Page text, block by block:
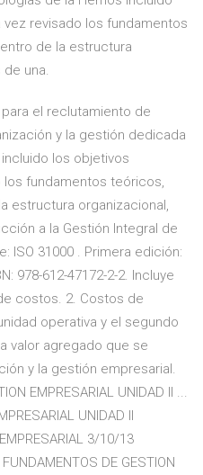
revisado los fundamentos
de la estructura
una.
para el reclutamiento de
y la gestión dedicada
los objetivos
fundamentos teóricos,
estructura organizacional,
a la Gestión Integral de
ISO 31000 . Primera edición:
978-612-47172-2-2. Incluye
costos. 2. Costos de
operativa y el segundo
valor agregado que se
y la gestión empresarial.
EMPRESARIAL UNIDAD II ...
UNIDAD II
3/10/13
DE GESTION